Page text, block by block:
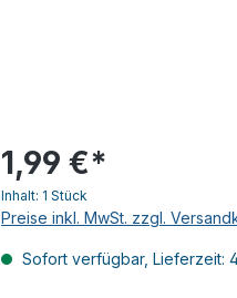
1,99 €*
Inhalt: 1 Stück
Preise inkl. MwSt. zzgl.
Sofort verfügbar, Lieferzeit: